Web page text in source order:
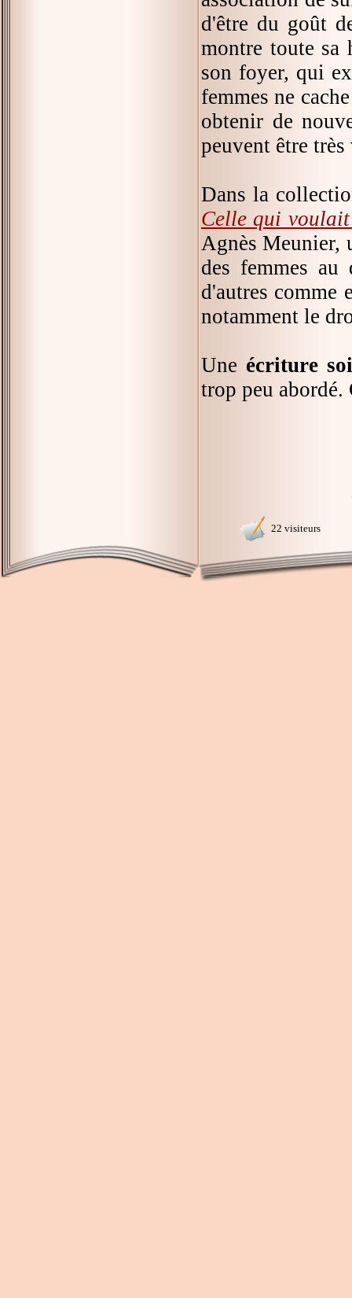
d'être du goût
montre toute sa
son foyer, qui
femmes ne
obtenir de
peuvent être
Dans la
Celle qui
Agnès Meunier,
des femmes
d'autres comme
notamment le
Une écriture
trop peu
22 visiteurs